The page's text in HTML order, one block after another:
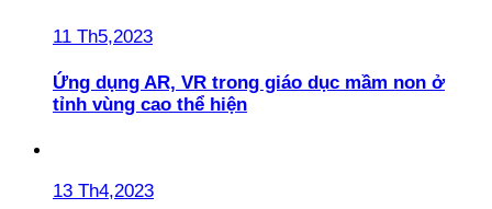
11 Th5,2023
Ứng dụng AR, VR trong giáo dục mầm non ở
tỉnh vùng cao thể hiện
13 Th4,2023